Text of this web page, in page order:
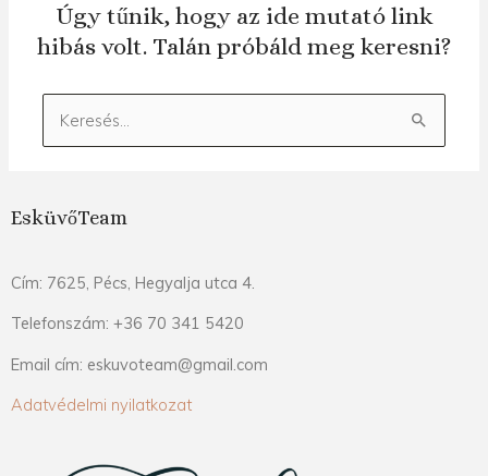
Úgy tűnik, hogy az ide mutató link
hibás volt. Talán próbáld meg keresni?
Keresés:
EsküvőTeam
Cím: 7625, Pécs, Hegyalja utca 4.
Telefonszám: +36 70 341 5420
Email cím: eskuvoteam@gmail.com
Adatvédelmi nyilatkozat